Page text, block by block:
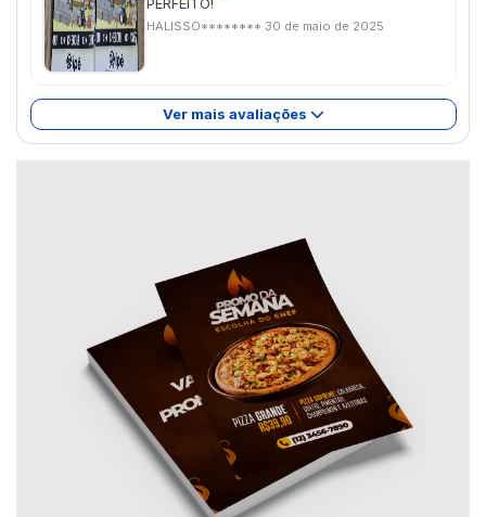
HALISSO******** 30 de maio de 2025
Ver mais avaliações